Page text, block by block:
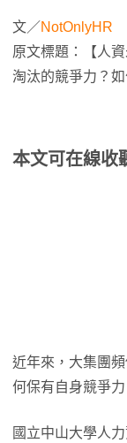
文／NotOnlyHR
原文標題：【人
淘汰的競爭力？
本文可在線收
近年來，大集團
何保有自身競爭力
國立中山大學人